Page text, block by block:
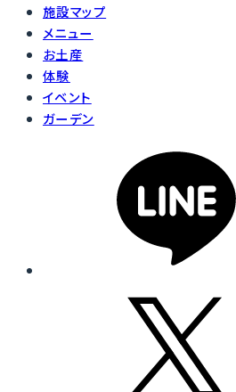
施設マップ
メニュー
お土産
体験
イベント
ガーデン